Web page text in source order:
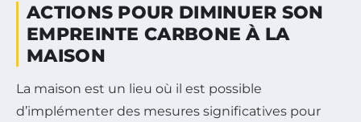
ACTIONS POUR DIMINUER SON
EMPREINTE CARBONE À LA
MAISON
La maison est un lieu où il est possible
d’implémenter des mesures significatives pour